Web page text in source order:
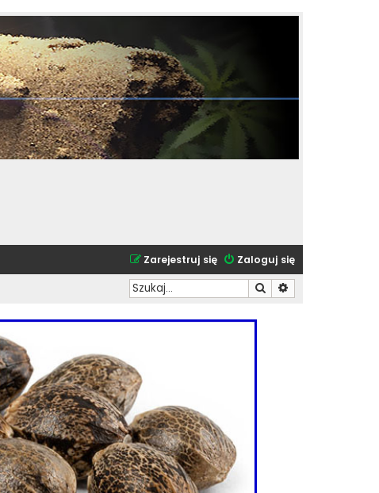
Zaloguj się
Zarejestruj się
Szukaj